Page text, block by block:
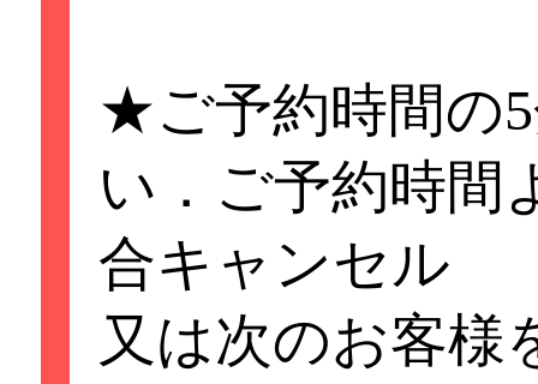
★ご予約時間の
い．ご予約時間
合キャンセル
又は次のお客様
ス）シリーズ☆
しください＾＾
詳細はお気軽に
せください。